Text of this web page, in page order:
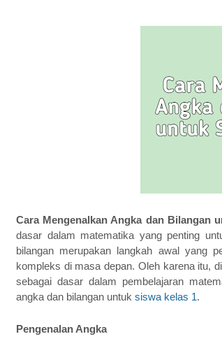
Cara Mengenalkan Angka dan Bilangan
dasar dalam matematika yang penting
bilangan merupakan langkah awal yang
kompleks di masa depan. Oleh karena itu,
sebagai dasar dalam pembelajaran
angka dan bilangan untuk siswa kelas 1.
Pengenalan Angka